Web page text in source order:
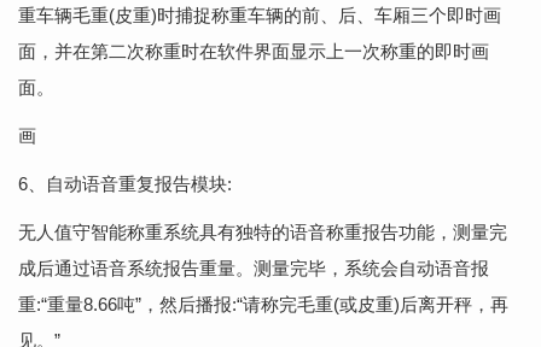
重车辆毛重(皮重)时捕捉称重车辆的前、后、车厢三个即时画
面，并在第二次称重时在软件界面显示上一次称重的即时画
面。
画
6、自动语音重复报告模块:
无人值守智能称重系统具有独特的语音称重报告功能，测量完
成后通过语音系统报告重量。测量完毕，系统会自动语音报
重:“重量8.66吨”，然后播报:“请称完毛重(或皮重)后离开秤，再
见。”